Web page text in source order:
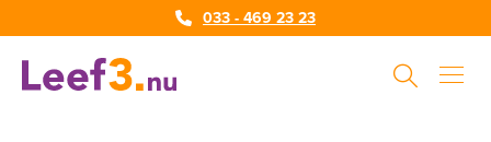
033 - 469 23 23